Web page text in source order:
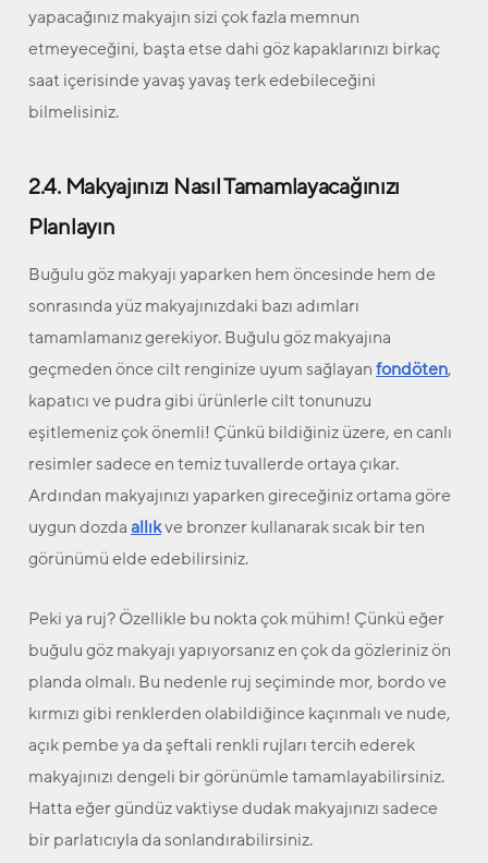
yapacağınız makyajın sizi çok fazla memnun
etmeyeceğini, başta etse dahi göz kapaklarınızı birkaç
saat içerisinde yavaş yavaş terk edebileceğini
bilmelisiniz.
2.4. Makyajınızı Nasıl Tamamlayacağınızı
Planlayın
Buğulu göz makyajı yaparken hem öncesinde hem de
sonrasında yüz makyajınızdaki bazı adımları
tamamlamanız gerekiyor. Buğulu göz makyajına
geçmeden önce cilt renginize uyum sağlayanfondöten,
kapatıcı ve pudra gibi ürünlerle cilt tonunuzu
eşitlemeniz çok önemli! Çünkü bildiğiniz üzere, en canlı
resimler sadece en temiz tuvallerde ortaya çıkar.
Ardından makyajınızı yaparken gireceğiniz ortama göre
uygun dozdaallıkve bronzer kullanarak sıcak bir ten
görünümü elde edebilirsiniz.
Peki ya ruj? Özellikle bu nokta çok mühim! Çünkü eğer
buğulu göz makyajı yapıyorsanız en çok da gözleriniz ön
planda olmalı. Bu nedenle ruj seçiminde mor, bordo ve
kırmızı gibi renklerden olabildiğince kaçınmalı ve nude,
açık pembe ya da şeftali renkli rujları tercih ederek
makyajınızı dengeli bir görünümle tamamlayabilirsiniz.
Hatta eğer gündüz vaktiyse dudak makyajınızı sadece
bir parlatıcıyla da sonlandırabilirsiniz.